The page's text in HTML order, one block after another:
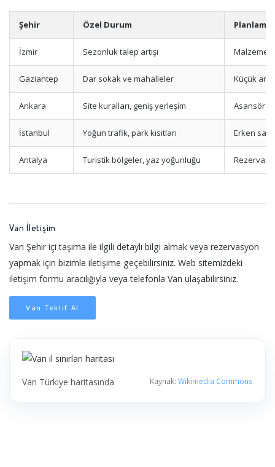
Şehir Özel Durum Planlama
İzmir Sezonluk talep artışı Malzeme
Gaziantep Dar sokak ve mahalleler Küçük
Ankara Site kuralları, geniş yerleşim Asansör
İstanbul Yoğun trafik, park kısıtları Erken saat
Antalya Turistik bölgeler, yaz yoğunluğu
Van İletişim
Van Şehir içi taşıma ile ilgili detaylı bilgi almak veya rezervasyon
yapmak için bizimle iletişime geçebilirsiniz. Web sitemizdeki
iletişim formu aracılığıyla veya telefonla Van ulaşabilirsiniz.
Van Teklif Al
Van Türkiye haritasında Kaynak: Wikimedia Commons